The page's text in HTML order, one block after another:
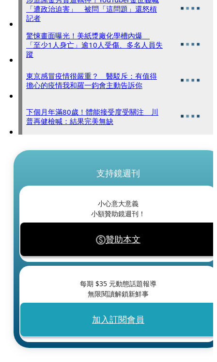
「遭政治迫害」 被問「這問題」還怒槓
記者
驚悚畫面曝光！美紙漿廠化學槽內爆
「至少1人身亡」逾10人受傷、多名人員失
蹤
東京感冒疫情很嚴重？ 醫駁斥：有值得
擔心的疫情我和羅一鈞會主動告訴你
下個月年滿80歲！體能接受度受關注 川
普再健檢喊：結果完美無缺
支持鏡週刊
小心意大意義
小額贊助鏡週刊！
贊助本文
每期 $35 元動態話題報導
無限閱讀解鎖新鮮事
加入訂閱會員